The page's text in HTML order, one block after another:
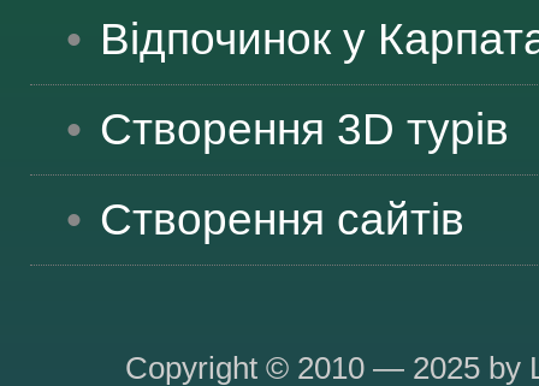
Відпочинок у
Створення 3D турів
Створення сайтів
Copyright © 2010 — 2025 by